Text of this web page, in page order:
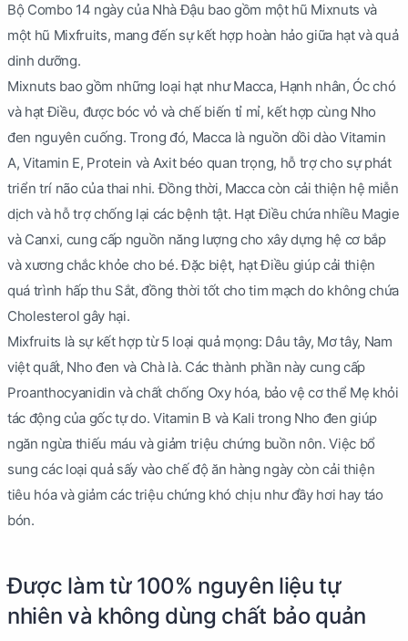
Bộ Combo 14 ngày của Nhà Đậu bao gồm một hũ Mixnuts và
một hũ Mixfruits, mang đến sự kết hợp hoàn hảo giữa hạt và quả
dinh dưỡng.
Mixnuts bao gồm những loại hạt như Macca, Hạnh nhân, Óc chó
và hạt Điều, được bóc vỏ và chế biến tỉ mỉ, kết hợp cùng Nho
đen nguyên cuống. Trong đó, Macca là nguồn dồi dào Vitamin
A, Vitamin E, Protein và Axit béo quan trọng, hỗ trợ cho sự phát
triển trí não của thai nhi. Đồng thời, Macca còn cải thiện hệ miễn
dịch và hỗ trợ chống lại các bệnh tật. Hạt Điều chứa nhiều Magie
và Canxi, cung cấp nguồn năng lượng cho xây dựng hệ cơ bắp
và xương chắc khỏe cho bé. Đặc biệt, hạt Điều giúp cải thiện
quá trình hấp thu Sắt, đồng thời tốt cho tim mạch do không chứa
Cholesterol gây hại.
Mixfruits là sự kết hợp từ 5 loại quả mọng: Dâu tây, Mơ tây, Nam
việt quất, Nho đen và Chà là. Các thành phần này cung cấp
Proanthocyanidin và chất chống Oxy hóa, bảo vệ cơ thể Mẹ khỏi
tác động của gốc tự do. Vitamin B và Kali trong Nho đen giúp
ngăn ngừa thiếu máu và giảm triệu chứng buồn nôn. Việc bổ
sung các loại quả sấy vào chế độ ăn hàng ngày còn cải thiện
tiêu hóa và giảm các triệu chứng khó chịu như đầy hơi hay táo
bón.
Được làm từ 100% nguyên liệu tự
nhiên và không dùng chất bảo quản